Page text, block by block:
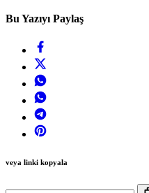
Bu Yazıyı Paylaş
veya linki kopyala